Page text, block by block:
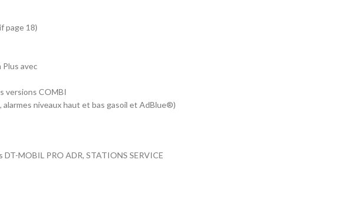
page 18)
avec
versions COMBI
alarmes niveaux haut et bas gasoil et AdBlue®)
MOBIL PRO ADR, STATIONS SERVICE